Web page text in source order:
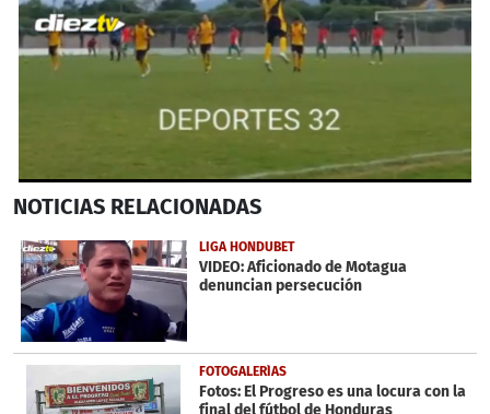
seconds
50
seconds
NOTICIAS RELACIONADAS
LIGA HONDUBET
VIDEO: Aficionado de Motagua
denuncian persecución
FOTOGALERÍAS
Fotos: El Progreso es una locura con la